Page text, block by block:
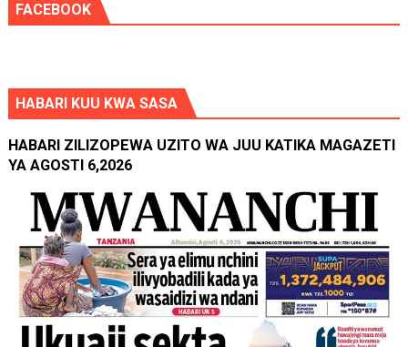
FACEBOOK
HABARI KUU KWA SASA
HABARI ZILIZOPEWA UZITO WA JUU KATIKA MAGAZETI
YA AGOSTI 6,2026